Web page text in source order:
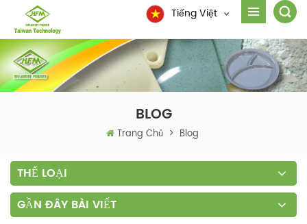
Tiếng Việt
BLOG
Trang Chủ > Blog
THỂ LOẠI
GẦN ĐÂY BÀI VIẾT